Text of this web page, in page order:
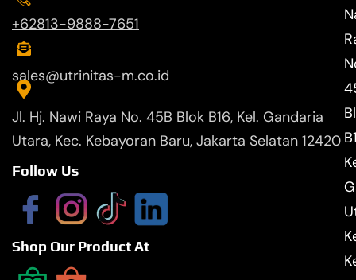
+62813-9888-7651
sales@utrinitas-m.co.id
Jl. Hj. Nawi Raya No. 45B Blok B16, Kel. Gandaria
Utara, Kec. Kebayoran Baru, Jakarta Selatan 12420
Follow Us
Shop Our Product At